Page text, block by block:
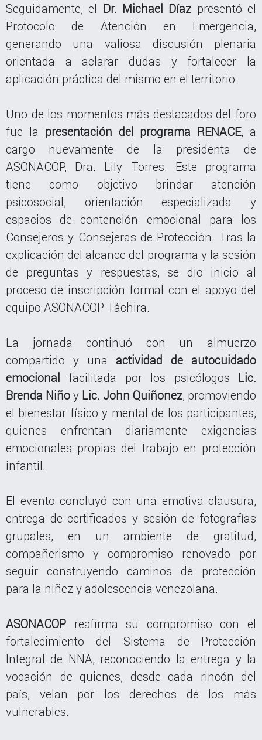
Seguidamente, el Dr. Michael Díaz presentó el
Protocolo de Atención en Emergencia,
generando una valiosa discusión plenaria
orientada a aclarar dudas y fortalecer la
aplicación práctica del mismo en el territorio.
Uno de los momentos más destacados del foro
fue la presentación del programa RENACE, a
cargo nuevamente de la presidenta de
ASONACOP, Dra. Lily Torres. Este programa
tiene como objetivo brindar atención
psicosocial, orientación especializada y
espacios de contención emocional para los
Consejeros y Consejeras de Protección. Tras la
explicación del alcance del programa y la sesión
de preguntas y respuestas, se dio inicio al
proceso de inscripción formal con el apoyo del
equipo ASONACOP Táchira.
La jornada continuó con un almuerzo
compartido y una actividad de autocuidado
emocional facilitada por los psicólogos Lic.
Brenda Niño y Lic. John Quiñonez, promoviendo
el bienestar físico y mental de los participantes,
quienes enfrentan diariamente exigencias
emocionales propias del trabajo en protección
infantil.
El evento concluyó con una emotiva clausura,
entrega de certificados y sesión de fotografías
grupales, en un ambiente de gratitud,
compañerismo y compromiso renovado por
seguir construyendo caminos de protección
para la niñez y adolescencia venezolana.
ASONACOP reafirma su compromiso con el
fortalecimiento del Sistema de Protección
Integral de NNA, reconociendo la entrega y la
vocación de quienes, desde cada rincón del
país, velan por los derechos de los más
vulnerables.